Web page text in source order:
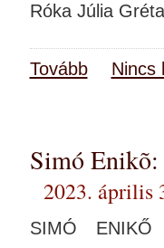
Róka Júlia
Tovább Nincs
Simó
2023. április
SIMÓ